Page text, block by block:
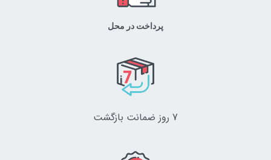
پرداخت در محل
7 روز ضمانت بازگشت